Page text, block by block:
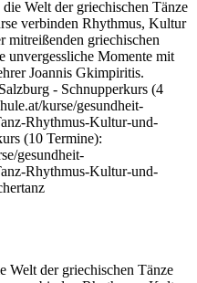
der griechischen Tänze